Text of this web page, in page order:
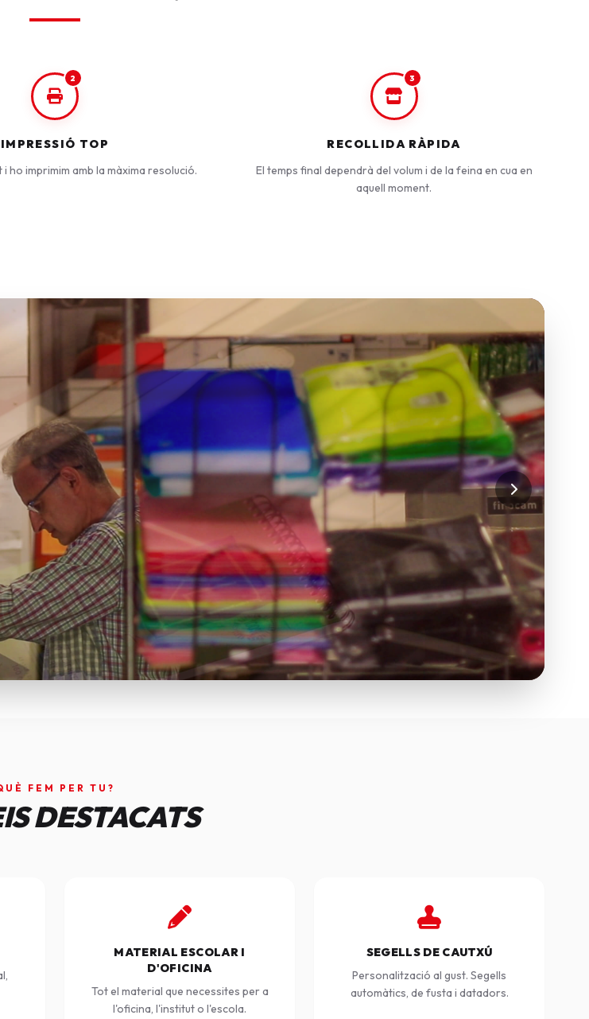
2
IMPRESSIÓ TOP
ho imprimim amb la màxima resolució.
3
RECOLLIDA RÀPIDA
El temps final dependrà del volum i de la feina en cua en
aquell moment.
FEM PER TU?
DESTACATS
MATERIAL ESCOLAR I
D'OFICINA
Tot el material que necessites per a
l'oficina, l'institut o l'escola.
SEGELLS DE CAUTXÚ
Personalització al gust. Segells
automàtics, de fusta i datadors.